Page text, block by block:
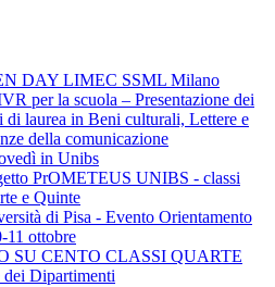
DAY LIMEC SSML Milano
per la scuola – Presentazione dei
di laurea in Beni culturali, Lettere e
della comunicazione
in Unibs
PrOMETEUS UNIBS - classi
e Quinte
di Pisa - Evento Orientamento
11 ottobre
SU CENTO CLASSI QUARTE
dei Dipartimenti